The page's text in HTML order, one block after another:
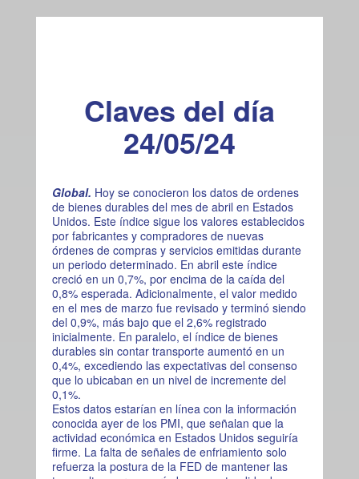
Claves del día
24/05/24
Global. Hoy se conocieron los datos de ordenes
de bienes durables del mes de abril en Estados
Unidos. Este índice sigue los valores establecidos
por fabricantes y compradores de nuevas
órdenes de compras y servicios emitidas durante
un periodo determinado. En abril este índice
creció en un 0,7%, por encima de la caída del
0,8% esperada. Adicionalmente, el valor medido
en el mes de marzo fue revisado y terminó siendo
del 0,9%, más bajo que el 2,6% registrado
inicialmente. En paralelo, el índice de bienes
durables sin contar transporte aumentó en un
0,4%, excediendo las expectativas del consenso
que lo ubicaban en un nivel de incremente del
0,1%.
Estos datos estarían en línea con la información
conocida ayer de los PMI, que señalan que la
actividad económica en Estados Unidos seguiría
firme. La falta de señales de enfriamiento solo
refuerza la postura de la FED de mantener las